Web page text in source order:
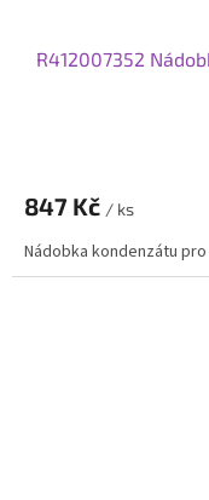
R412007352
847 Kč / ks
Nádobka kondenzátu pro